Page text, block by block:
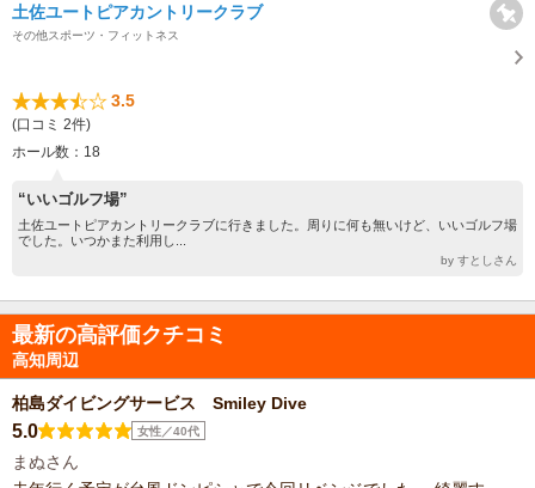
土佐ユートピアカントリークラブ
その他スポーツ・フィットネス
3.5
(口コミ 2件)
ホール数：18
“いいゴルフ場”
土佐ユートピアカントリークラブに行きました。周りに何も無いけど、いいゴルフ場
でした。いつかまた利用し...
by すとしさん
最新の高評価クチコミ
高知周辺
柏島ダイビングサービス Smiley Dive
5.0 女性／40代
まぬさん